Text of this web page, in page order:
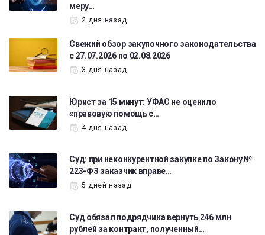
меру…
2 дня назад
Свежий обзор закупочного законодательства
с 27.07.2026 по 02.08.2026
3 дня назад
Юрист за 15 минут: УФАС не оценило
«правовую помощь с…
4 дня назад
Суд: при неконкурентной закупке по Закону №
223-ФЗ заказчик вправе…
5 дней назад
Суд обязал подрядчика вернуть 246 млн
рублей за контракт, полученный…